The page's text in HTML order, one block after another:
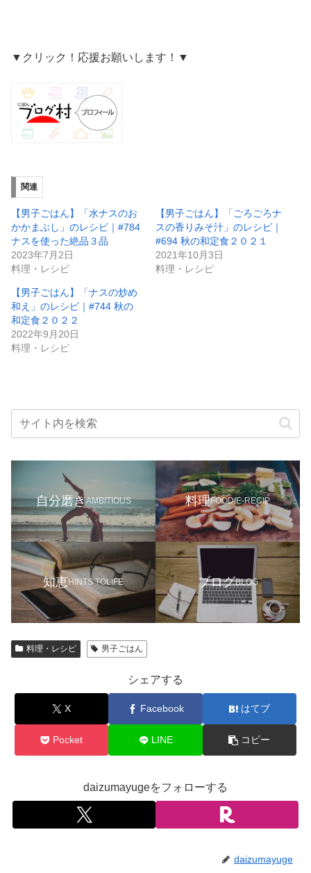
▼クリック！応援お願いします！▼
関連
【男子ごはん】「水ナスのお
かかまぶし」のレシピ｜#784
ナスを使った絶品３品
2023年7月2日
料理・レシピ
【男子ごはん】「ごろごろナ
スの香りみそ汁」のレシピ｜
#694 秋の和定食２０２１
2021年10月3日
料理・レシピ
【男子ごはん】「ナスの炒め
和え」のレシピ｜#744 秋の
和定食２０２２
2022年9月20日
料理・レシピ
自分磨きAMBITIOUS 料理FOODIE-RECIP
知恵HINTS TOLIFE ブログBLOG
料理・レシピ 男子ごはん
シェアする
X Facebook はてブ
Pocket LINE コピー
daizumayugeをフォローする
daizumayuge